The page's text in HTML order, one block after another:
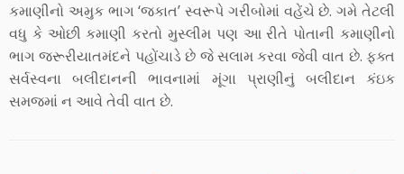
કમાણીનો અમુક ભાગ ‘જકાત’ સ્વરૂપે ગરીબોમાં વહેંચે છે. ગમે તેટલી
વધુ કે ઓછી કમાણી કરતો મુસ્લીમ પણ આ રીતે પોતાની કમાણીનો
ભાગ જરૂરીયાતમંદને પહોંચાડે છે જે સલામ કરવા જેવી વાત છે. ફક્ત
સર્વસ્વના બલીદાનની ભાવનામાં મૂંગા પ્રાણીનું બલીદાન કંઇક
સમજમાં ન આવે તેવી વાત છે.